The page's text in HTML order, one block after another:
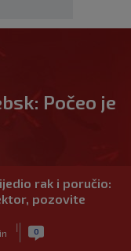
Počeo je
rak i poručio:
pozovite
| 0